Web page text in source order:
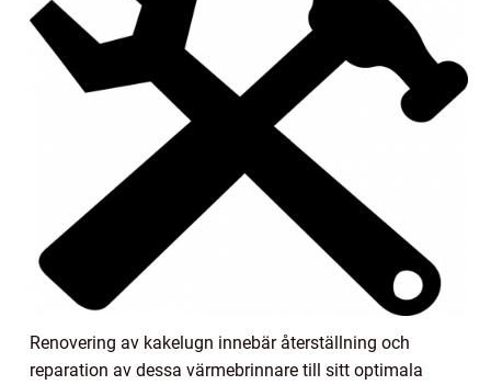
Renovering av kakelugn innebär återställning och
reparation av dessa värmebrinnare till sitt optimala